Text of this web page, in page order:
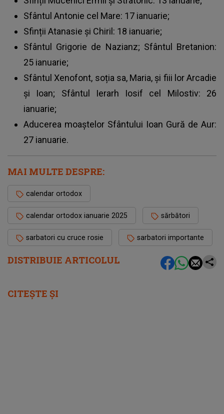
DISTRIBUIE ARTICOLUL
Sfântul Antonie cel Mare: 17 ianuarie;
Sfinții Atanasie și Chiril: 18 ianuarie;
Sfântul Grigorie de Nazianz; Sfântul Bretanion:
25 ianuarie;
Sfântul Xenofont, soția sa, Maria, și fiii lor Arcadie
și Ioan; Sfântul Ierarh Iosif cel Milostiv: 26
ianuarie;
Aducerea moaștelor Sfântului Ioan Gură de Aur:
27 ianuarie.
MAI MULTE DESPRE:
calendar ortodox
calendar ortodox ianuarie 2025 sărbători
sarbatori cu cruce rosie sarbatori importante
CITEȘTE ȘI